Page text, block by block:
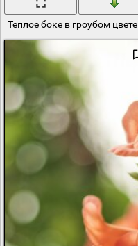
Теплое боке в гроубом цвете